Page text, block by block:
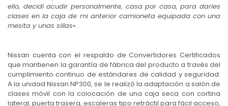
ello, decidí acudir personalmente, casa por casa, para darles
clases en la caja de mi anterior camioneta equipada con una
mesita y unas sillas«.
Nissan cuenta con el respaldo de Convertidores Certificados
que mantienen la garantía de fábrica del producto a través del
cumplimiento continuo de estándares de calidad y seguridad.
A la unidad Nissan NP300, se le realizó la adaptación a salón de
clases móvil con la colocación de una caja seca con cortina
lateral, puerta trasera, escaleras tipo retráctil para fácil acceso,